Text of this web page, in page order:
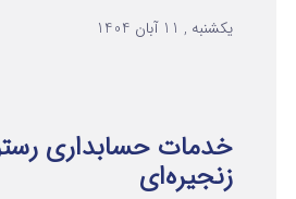
یکشنبه , 11 آبان 1404
خدمات حسابداری
زنجیره‌ای